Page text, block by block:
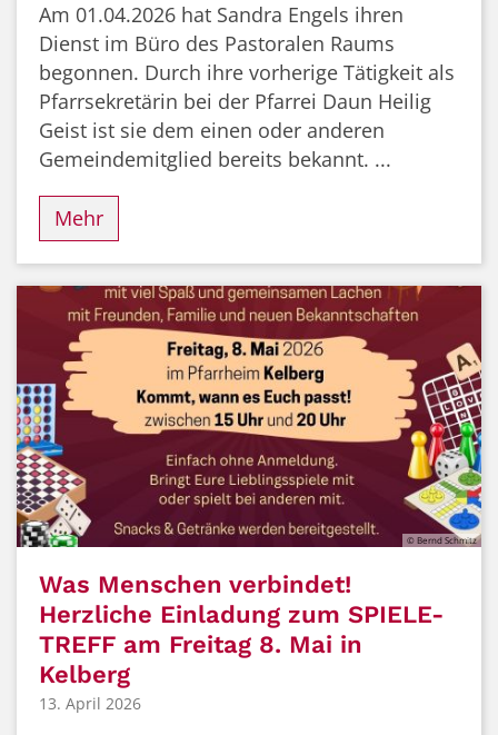
Am 01.04.2026 hat Sandra Engels ihren
Dienst im Büro des Pastoralen Raums
begonnen. Durch ihre vorherige Tätigkeit als
Pfarrsekretärin bei der Pfarrei Daun Heilig
Geist ist sie dem einen oder anderen
Gemeindemitglied bereits bekannt. ...
Mehr
© Bernd Schmitz
Was Menschen verbindet!
Herzliche Einladung zum SPIELE-
TREFF am Freitag 8. Mai in
Kelberg
13. April 2026